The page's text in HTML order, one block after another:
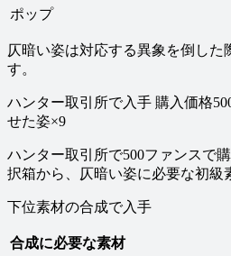
ポップ
仄暗い姿は対応する異象を倒した
す。
ハンター取引所で入手 購入価格
せた姿×9
ハンター取引所で500ファンスで
択箱から、仄暗い姿に必要な初級
下位素材の合成で入手
合成に必要な素材